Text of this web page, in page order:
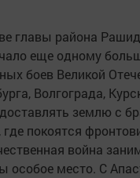
главы района
еще одному
боев Великой
Волгограда,
землю с
где покоятся
война
особое место. С